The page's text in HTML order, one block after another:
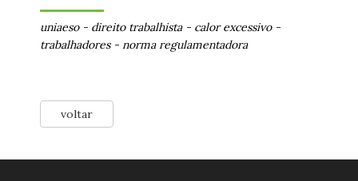
uniaeso- direito trabalhista- calor excessivo-
trabalhadores- norma regulamentadora
voltar